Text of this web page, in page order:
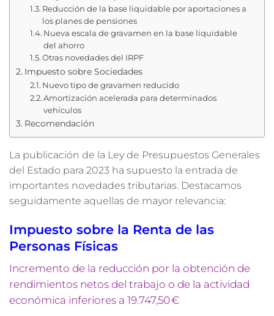
Reducción de la base liquidable por aportaciones a
los planes de pensiones
Nueva escala de gravamen en la base liquidable
del ahorro
Otras novedades del IRPF
Impuesto sobre Sociedades
Nuevo tipo de gravamen reducido
Amortización acelerada para determinados
vehículos
Recomendación
La publicación de la Ley de Presupuestos Generales
del Estado para 2023 ha supuesto la entrada de
importantes novedades tributarias. Destacamos
seguidamente aquellas de mayor relevancia:
Impuesto sobre la Renta de las
Personas Físicas
Incremento de la reducción por la obtención de
rendimientos netos del trabajo o de la actividad
económica inferiores a 19.747,50 €